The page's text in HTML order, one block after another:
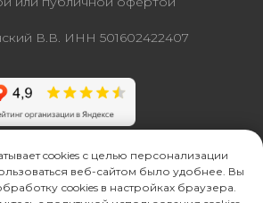
cookies с целью персонализации
веб-сайтом было удобнее. Вы
сookies в настройках браузера.